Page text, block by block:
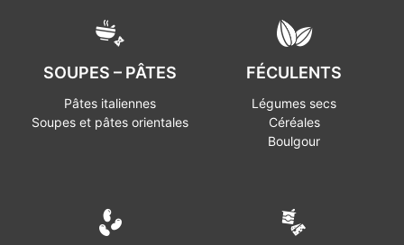
SOUPES – PÂTES
Pâtes italiennes
Soupes et pâtes orientales
FÉCULENTS
Légumes secs
Céréales
Boulgour